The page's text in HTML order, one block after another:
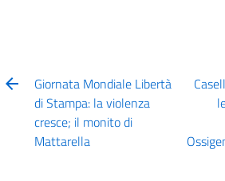
Giornata Mondiale Libertà
di Stampa: la violenza
cresce; il monito di
Mattarella